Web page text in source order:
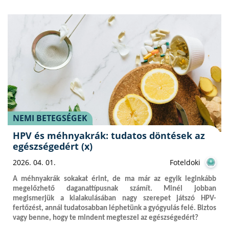
NEMI BETEGSÉGEK
HPV és méhnyakrák: tudatos döntések az
egészségedért (x)
2026. 04. 01. Foteldoki
A méhnyakrák sokakat érint, de ma már az egyik leginkább
megelőzhető daganattípusnak számít. Minél jobban
megismerjük a kialakulásában nagy szerepet játszó HPV-
fertőzést, annál tudatosabban léphetünk a gyógyulás felé. Biztos
vagy benne, hogy te mindent megteszel az egészségedért?